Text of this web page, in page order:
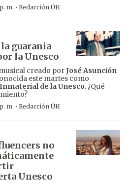
m. · Redacción ÚH
guarania
la Unesco
creado porJosé Asunción
este martes como
de la Unesco. ¿Qué
m. · Redacción ÚH
no
Unesco